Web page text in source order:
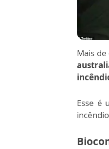
Mais de
Esse é